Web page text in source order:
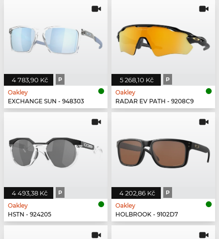
4 783,90 Kč P
Oakley
EXCHANGE SUN - 948303
5 268,10 Kč P
Oakley
RADAR EV PATH - 9208C9
4 493,38 Kč P
Oakley
HSTN - 924205
4 202,86 Kč P
Oakley
HOLBROOK - 9102D7